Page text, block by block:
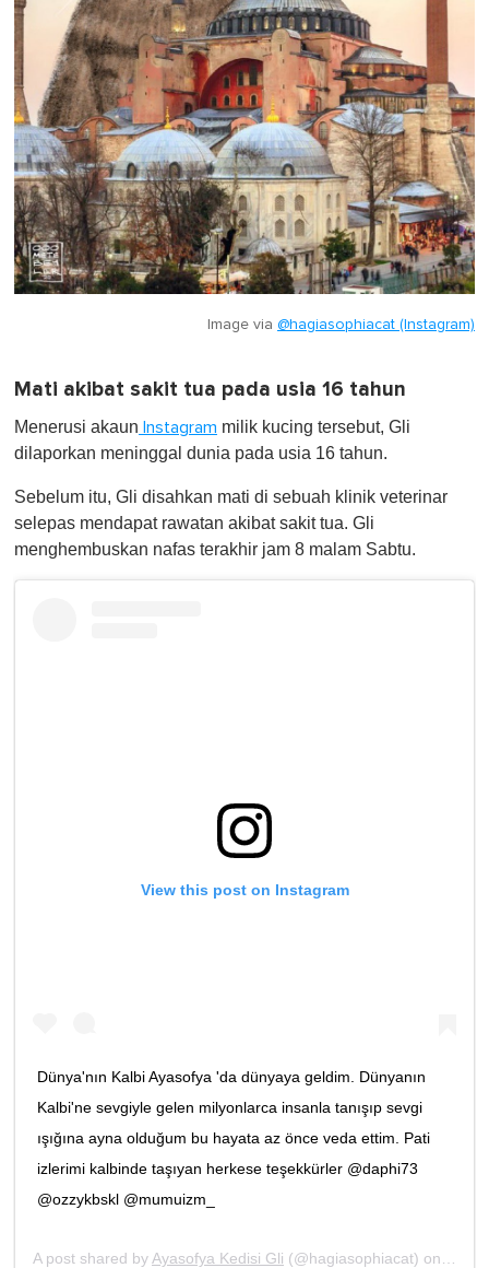
Image via @hagiasophiacat (Instagram)
Mati akibat sakit tua pada usia 16 tahun
Menerusi akaun Instagram milik kucing tersebut, Gli
dilaporkan meninggal dunia pada usia 16 tahun.
Sebelum itu, Gli disahkan mati di sebuah klinik veterinar
selepas mendapat rawatan akibat sakit tua. Gli
menghembuskan nafas terakhir jam 8 malam Sabtu.
View this post on Instagram
Dünya'nın Kalbi Ayasofya 'da dünyaya geldim. Dünyanın
Kalbi'ne sevgiyle gelen milyonlarca insanla tanışıp sevgi
ışığına ayna olduğum bu hayata az önce veda ettim. Pati
izlerimi kalbinde taşıyan herkese teşekkürler @daphi73
@ozzykbskl @mumuizm_
A post shared by Ayasofya Kedisi Gli (@hagiasophiacat) on